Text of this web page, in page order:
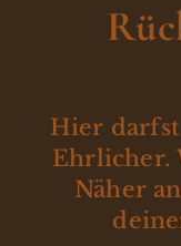
Hier
Ehrlicher.
Näher